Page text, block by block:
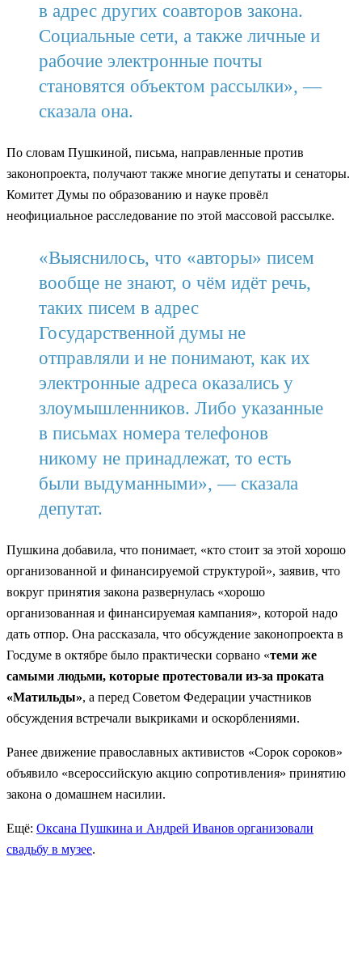
в адрес других соавторов закона.
Социальные сети, а также личные и
рабочие электронные почты
становятся объектом рассылки», —
сказала она.
По словам Пушкиной, письма, направленные против
законопроекта, получают также многие депутаты и сенаторы.
Комитет Думы по образованию и науке провёл
неофициальное расследование по этой массовой рассылке.
«Выяснилось, что «авторы» писем
вообще не знают, о чём идёт речь,
таких писем в адрес
Государственной думы не
отправляли и не понимают, как их
электронные адреса оказались у
злоумышленников. Либо указанные
в письмах номера телефонов
никому не принадлежат, то есть
были выдуманными», — сказала
депутат.
Пушкина добавила, что понимает, «кто стоит за этой хорошо
организованной и финансируемой структурой», заявив, что
вокруг принятия закона развернулась «хорошо
организованная и финансируемая кампания», которой надо
дать отпор. Она рассказала, что обсуждение законопроекта в
Госдуме в октябре было практически сорвано «теми же
самыми людьми, которые протестовали из-за проката
«Матильды», а перед Советом Федерации участников
обсуждения встречали выкриками и оскорблениями.
Ранее движение православных активистов «Сорок сороков»
объявило «всероссийскую акцию сопротивления» принятию
закона о домашнем насилии.
Ещё: Оксана Пушкина и Андрей Иванов организовали
свадьбу в музее.